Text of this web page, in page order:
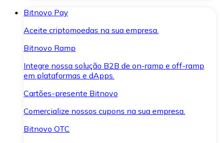
Bitnovo Pay
Aceite criptomoedas na sua empresa.
Bitnovo Ramp
Integre nossa solução B2B de on-ramp e off-ramp
em plataformas e dApps.
Cartões-presente Bitnovo
Comercialize nossos cupons na sua empresa.
Bitnovo OTC